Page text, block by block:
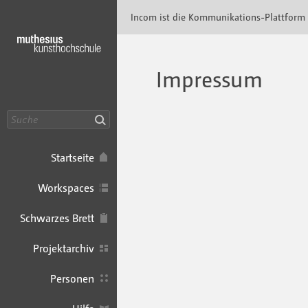
Startseite
Workspaces
Schwarzes Brett
Projektarchiv
Personen
Incom ist die Kommunikations-Plattform
Impressum